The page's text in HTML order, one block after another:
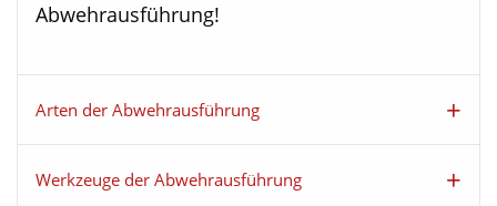
Abwehrausführung!
Arten der Abwehrausführung
Werkzeuge der Abwehrausführung